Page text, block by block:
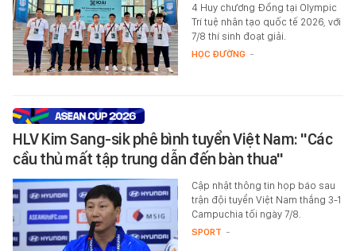
4 Huy chương Đồng tại Olympic
Trí tuệ nhân tạo quốc tế 2026, với
7/8 thí sinh đoạt giải.
HỌC ĐƯỜNG -
HLV Kim Sang-sik phê bình tuyển Việt Nam: "Các
cầu thủ mất tập trung dẫn đến bàn thua"
Cập nhật thông tin họp báo sau
trận đội tuyển Việt Nam thắng 3-1
Campuchia tối ngày 7/8.
SPORT -